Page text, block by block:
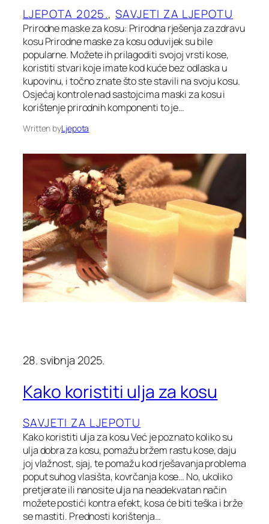
LJEPOTA 2025., SAVJETI ZA LJEPOTU
Prirodne maske za kosu: Prirodna rješenja za zdravu
kosu Prirodne maske za kosu oduvijek su bile
popularne. Možete ih prilagoditi svojoj vrsti kose,
koristiti stvari koje imate kod kuće bez odlaska u
kupovinu, i točno znate što ste stavili na svoju kosu.
Osjećaj kontrole nad sastojcima maski za kosu i
korištenje prirodnih komponenti to je…
Written byLjepota
28. svibnja 2025.
Kako koristiti ulja za kosu
SAVJETI ZA LJEPOTU
Kako koristiti ulja za kosu Već je poznato koliko su
ulja dobra za kosu, pomažu bržem rastu kose, daju
joj vlažnost, sjaj, te pomažu kod rješavanja problema
poput suhog vlasišta, kovrčanja kose… No, ukoliko
pretjerate ili nanosite ulja na neadekvatan način
možete postići kontra efekt, kosa će biti teška i brže
se mastiti. Prednosti korištenja…